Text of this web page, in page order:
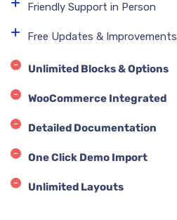
Friendly Support in Person
Free Updates & Improvements
Unlimited Blocks & Options
WooCommerce Integrated
Detailed Documentation
One Click Demo Import
Unlimited Layouts